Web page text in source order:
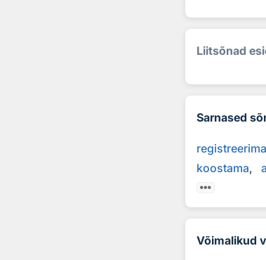
Liitsõnad
Sarnased
registreerima
koostama
Võimalikud